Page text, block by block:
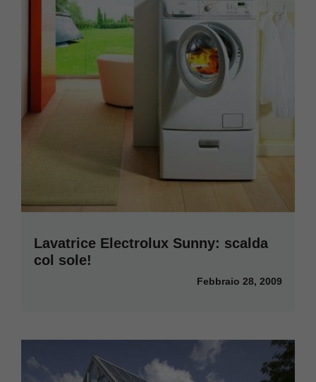
Lavatrice Electrolux Sunny: scalda
col sole!
Febbraio 28, 2009